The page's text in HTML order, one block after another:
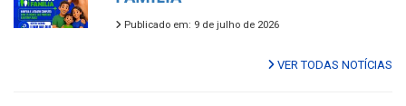
Publicado em: 9 de julho de 2026
VER TODAS NOTÍCIAS